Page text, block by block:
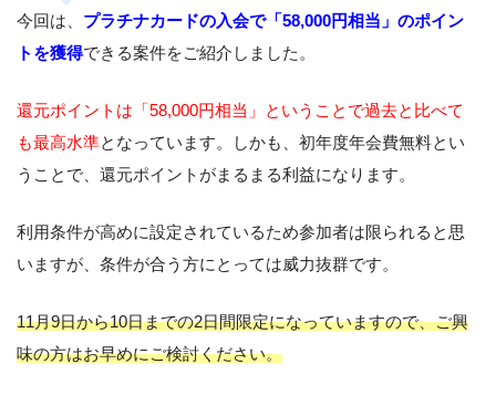
今回は、 プラチナカードの入会で「58,000円相当」のポイン
トを獲得できる案件をご紹介しました。
還元ポイントは「58,000円相当」ということで過去と比べて
も最高水準となっています。しかも、初年度年会費無料とい
うことで、還元ポイントがまるまる利益になります。
利用条件が高めに設定されているため参加者は限られると思
いますが、条件が合う方にとっては威力抜群です。
11月9日から10日までの2日間限定になっていますので、ご興
味の方はお早めにご検討ください。